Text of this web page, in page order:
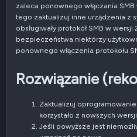
zaleca ponownego włączania
tego zaktualizuj inne urządzenia z
obsługiwały protokół SMB w
bezpieczeństwa niektórzy
ponownego włączenia protokołu
Rozwiązanie
Zaktualizuj
korzystało z nowszych
Jeśli powyższe jest